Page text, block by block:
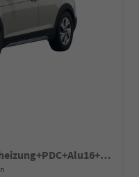
Trend 115PS DSG AppConnect+Sitzheizung+PDC+Alu16+LED+DAB+FrontAssist